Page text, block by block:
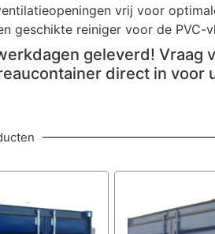
vrij voor
geschikte reiniger voor de PVC-
geleverd! Vraag
direct in voor